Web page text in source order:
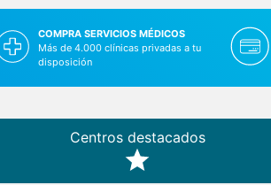
COMPRA SERVICIOS MÉDICOS
Más de 4.000 clínicas privadas a tu
disposición
Centros destacados